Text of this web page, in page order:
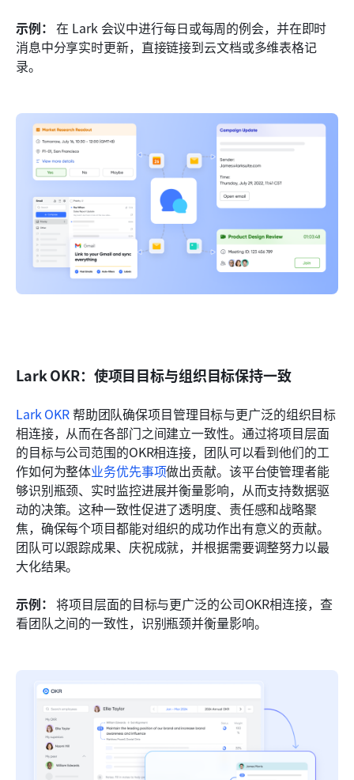
示例： 在 Lark 会议中进行每日或每周的例会，并在即时
消息中分享实时更新，直接链接到云文档或多维表格记
录。
Lark OKR：使项目目标与组织目标保持一致
Lark OKR 帮助团队确保项目管理目标与更广泛的组织目标
相连接，从而在各部门之间建立一致性。通过将项目层面
的目标与公司范围的OKR相连接，团队可以看到他们的工
作如何为整体业务优先事项做出贡献。该平台使管理者能
够识别瓶颈、实时监控进展并衡量影响，从而支持数据驱
动的决策。这种一致性促进了透明度、责任感和战略聚
焦，确保每个项目都能对组织的成功作出有意义的贡献。
团队可以跟踪成果、庆祝成就，并根据需要调整努力以最
大化结果。
示例： 将项目层面的目标与更广泛的公司OKR相连接，查
看团队之间的一致性，识别瓶颈并衡量影响。